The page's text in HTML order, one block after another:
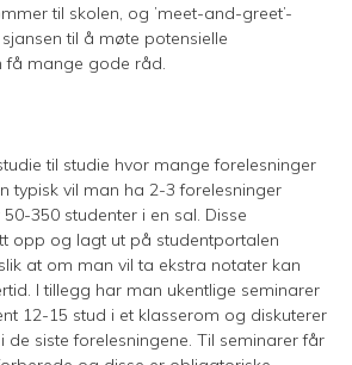
til skolen, og ’meet-and-greet’-
til å møte potensielle
få mange gode råd.
til studie hvor mange forelesninger
typisk vil man ha 2-3 forelesninger
350 studenter i en sal. Disse
opp og lagt ut på studentportalen
at om man vil ta ekstra notater kan
I tillegg har man ukentlige seminarer
12-15 stud i et klasserom og diskuterer
siste forelesningene. Til seminarer får